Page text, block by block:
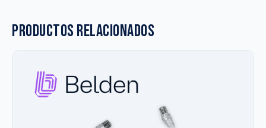
Productos relacionados